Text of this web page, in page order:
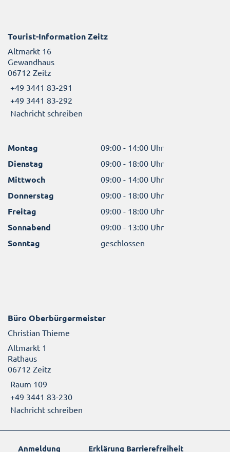
Tourist-Information Zeitz
Altmarkt 16
Gewandhaus
06712 Zeitz
+49 3441 83-291
+49 3441 83-292
Nachricht schreiben
Montag 09:00 - 14:00 Uhr
Dienstag 09:00 - 18:00 Uhr
Mittwoch 09:00 - 14:00 Uhr
Donnerstag 09:00 - 18:00 Uhr
Freitag 09:00 - 18:00 Uhr
Sonnabend 09:00 - 13:00 Uhr
Sonntag geschlossen
Büro Oberbürgermeister
Christian Thieme
Altmarkt 1
Rathaus
06712 Zeitz
Raum 109
+49 3441 83-230
Nachricht schreiben
Anmeldung Erklärung Barrierefreiheit